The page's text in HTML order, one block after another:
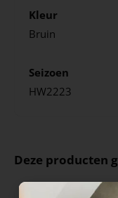
Kleur
Bruin
Seizoen
HW2223
Deze producten